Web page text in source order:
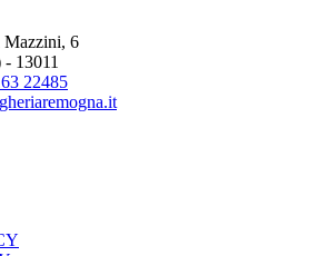
Mazzini, 6
13011
22485